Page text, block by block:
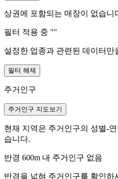
상권에 포함되는 매장이 없습니
필터 적용 중 ""
설정한 업종과 관련된 데이터만
필터 해제
주거인구
주거인구 지도보기
현재 지역은 주거인구의 성별-
습니다.
반경 600m 내 주거인구 없음
반경을 넓혀 주거인구를 확인하